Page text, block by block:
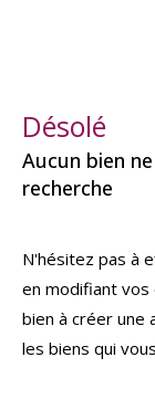
Désolé
Aucun bien
recherche
N'hésitez pas à
en modifiant
bien à créer une
les biens qui